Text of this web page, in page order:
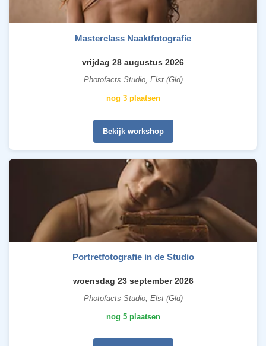
Masterclass Naaktfotografie
vrijdag 28 augustus 2026
Photofacts Studio, Elst (Gld)
nog 3 plaatsen
Bekijk workshop
Portretfotografie in de Studio
woensdag 23 september 2026
Photofacts Studio, Elst (Gld)
nog 5 plaatsen